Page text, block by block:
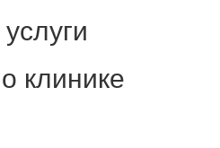
клинике